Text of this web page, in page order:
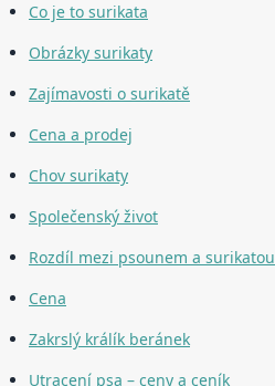
Co je to surikata
Obrázky surikaty
Zajímavosti o surikatě
Cena a prodej
Chov surikaty
Společenský život
Rozdíl mezi psounem a surikatou
Cena
Zakrslý králík beránek
Utracení psa – ceny a ceník